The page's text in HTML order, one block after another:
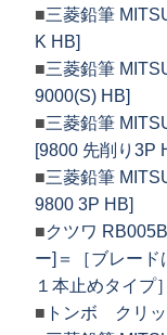
■三菱鉛筆
K HB]
■三菱鉛筆
9000(S) HB]
■三菱鉛筆
[9800 先削り3P
■三菱鉛筆
9800 3P HB]
■クツワ
ー]＝［ブレード
１本止めタイプ］
■ トンボ クリ